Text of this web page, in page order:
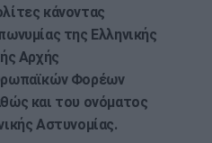
κάνοντας
της Ελληνικής
Αρχής
Φορέων
και του ονόματος
Αστυνομίας.